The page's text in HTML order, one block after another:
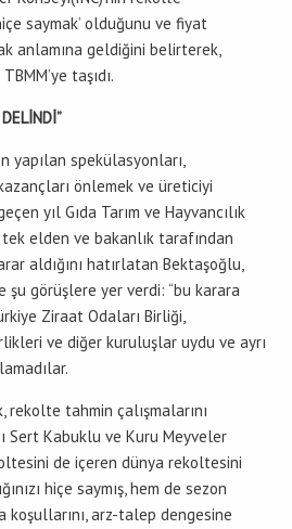
saymak’ olduğunu ve fiyat
anlamına geldiğini belirterek,
taşıdı.
yapılan spekülasyonları,
önlemek ve üreticiyi
yıl Gıda Tarım ve Hayvancılık
tek elden ve bakanlık tarafından
aldığını hatırlatan Bektaşoğlu,
şu görüşlere yer verdi: “bu karara
Ziraat Odaları Birliği,
ve diğer kuruluşlar uydu ve ayrı
rekolte tahmin çalışmalarını
Sert Kabuklu ve Kuru Meyveler
de içeren dünya rekoltesini
hiçe saymış, hem de sezon
koşullarını, arz-talep dengesine